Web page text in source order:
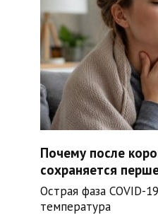
Почему после
сохраняется
Острая фаза COVID-
температура